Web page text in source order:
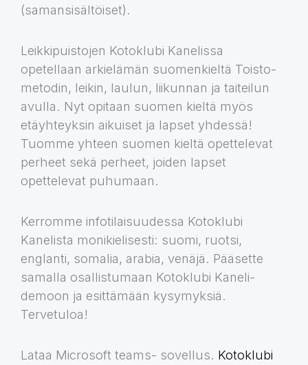
(samansisältöiset).
Leikkipuistojen Kotoklubi Kanelissa
opetellaan arkielämän suomenkieltä Toisto-
metodin, leikin, laulun, liikunnan ja taiteilun
avulla. Nyt opitaan suomen kieltä myös
etäyhteyksin aikuiset ja lapset yhdessä!
Tuomme yhteen suomen kieltä opettelevat
perheet sekä perheet, joiden lapset
opettelevat puhumaan.
Kerromme infotilaisuudessa Kotoklubi
Kanelista monikielisesti: suomi, ruotsi,
englanti, somalia, arabia, venäjä. Pääsette
samalla osallistumaan Kotoklubi Kaneli-
demoon ja esittämään kysymyksiä.
Tervetuloa!
Lataa Microsoft teams- sovellus. Kotoklubi